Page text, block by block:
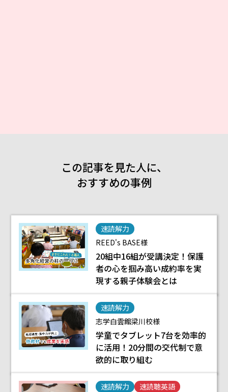
この記事を見た人に、
おすすめの事例
速読解力
REED's BASE様
20組中16組が受講決定！保護
者の心を掴み高い成約率を実
現する親子体験会とは
速読解力
志学白雲館梁川校様
学童でタブレット7台を効率的
に活用！20分間の交代制で意
欲的に取り組む
速読解力
速読聴英語